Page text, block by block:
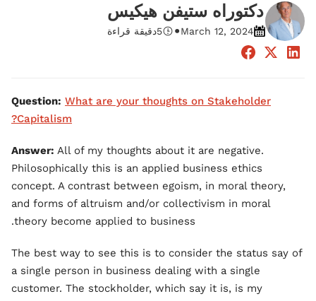
دكتوراه ستيفن هيكيس
March 12, 2024
•
5دقيقة قراءة
Question: What are your thoughts on Stakeholder
Capitalism?
Answer: All of my thoughts about it are negative.
Philosophically this is an applied business ethics
concept. A contrast between egoism, in moral theory,
and forms of altruism and/or collectivism in moral
theory become applied to business.
The best way to see this is to consider the status say of
a single person in business dealing with a single
customer. The stockholder, which say it is, is my